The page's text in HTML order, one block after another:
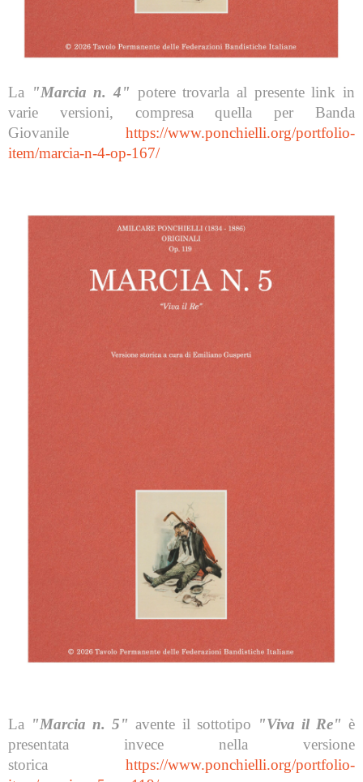
La "Marcia n. 4" potere trovarla al presente link in
varie versioni, compresa quella per Banda
Giovanile https://www.ponchielli.org/portfolio-
item/marcia-n-4-op-167/
La "Marcia n. 5" avente il sottotipo "Viva il Re"è
presentata invece nella versione
storica https://www.ponchielli.org/portfolio-